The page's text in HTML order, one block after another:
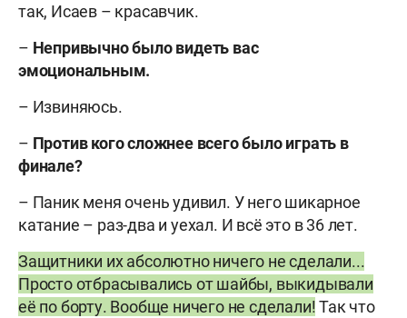
так, Исаев – красавчик.
– Непривычно было видеть вас
эмоциональным.
– Извиняюсь.
– Против кого сложнее всего было играть в
финале?
– Паник меня очень удивил. У него шикарное
катание – раз-два и уехал. И всё это в 36 лет.
Защитники их абсолютно ничего не сделали...
Просто отбрасывались от шайбы, выкидывали
её по борту. Вообще ничего не сделали!Так что